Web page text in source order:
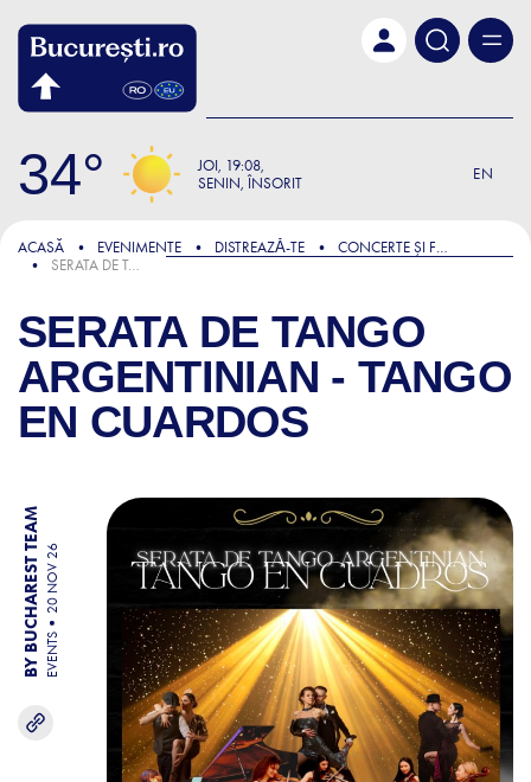
34 JOI 19:08
SENIN, ÎNSORIT
EN
ACASĂ EVENIMENTE DISTREAZǍ-TE
CONCERTE ȘI FESTIVALURI
SERATA DE TANGO ARGENTINIAN - TANGO EN CUARDOS
SERATA DE TANGO
ARGENTINIAN - TANGO
EN CUARDOS
BY BUCHAREST TEAM EVENTS
20 NOV 26